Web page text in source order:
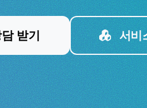
받기 서비